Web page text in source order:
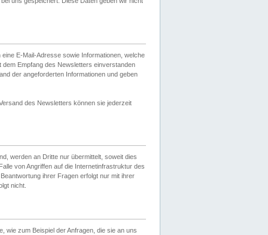
E-Mail-Adresse sowie Informationen, welche
Empfang des Newsletters einverstanden
der angeforderten Informationen und geben
des Newsletters können sie jederzeit
werden an Dritte nur übermittelt, soweit dies
von Angriffen auf die Internetinfrastruktur des
ihrer Fragen erfolgt nur mit ihrer
nicht.
wie zum Beispiel der Anfragen, die sie an uns